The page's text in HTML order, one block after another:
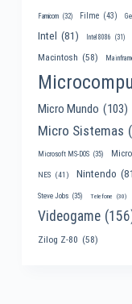
Famicom (32) Filme (43)
Intel (81) Intel 8086 (31)
Macintosh (58)
Micro Mundo (103)
Micro Sistemas
Microsoft MS-DOS (35)
NES (41) Nintendo
Steve Jobs (35) Telefone (30)
Videogame
Zilog Z-80 (58)